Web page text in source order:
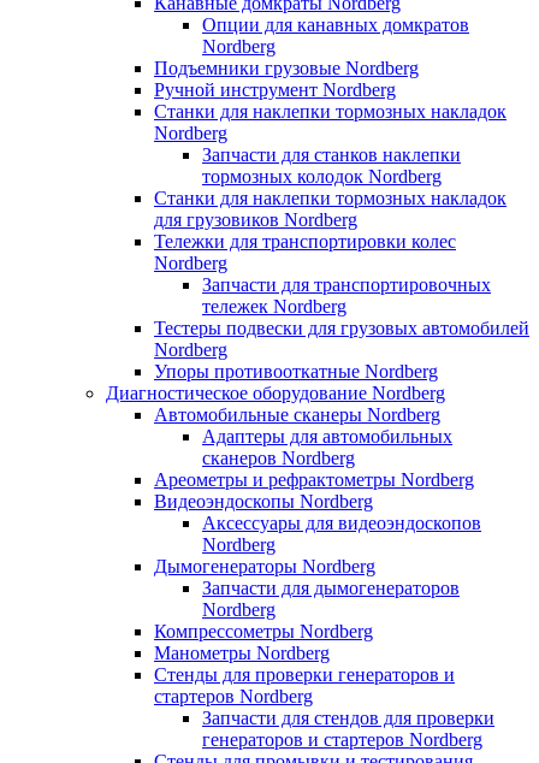
Опции для канавных домкратов
Nordberg
Подъемники грузовые Nordberg
Ручной инструмент Nordberg
Станки для наклепки тормозных накладок
Nordberg
Запчасти для станков наклепки
тормозных колодок Nordberg
Станки для наклепки тормозных накладок
для грузовиков Nordberg
Тележки для транспортировки колес
Nordberg
Запчасти для транспортировочных
тележек Nordberg
Тестеры подвески для грузовых автомобилей
Nordberg
Упоры противооткатные Nordberg
Диагностическое оборудование Nordberg
Автомобильные сканеры Nordberg
Адаптеры для автомобильных
сканеров Nordberg
Ареометры и рефрактометры Nordberg
Видеоэндоскопы Nordberg
Аксессуары для видеоэндоскопов
Nordberg
Дымогенераторы Nordberg
Запчасти для дымогенераторов
Nordberg
Компрессометры Nordberg
Манометры Nordberg
Стенды для проверки генераторов и
стартеров Nordberg
Запчасти для стендов для проверки
генераторов и стартеров Nordberg